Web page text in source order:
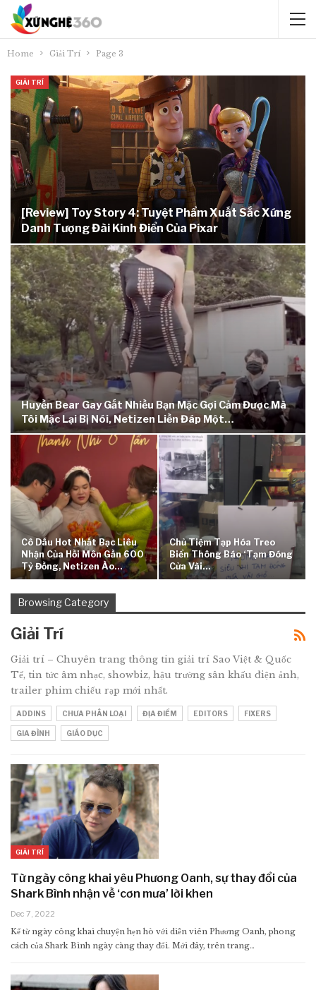
Home Giải Trí Page 3
GIẢI TRÍ
[Review] Toy Story 4: Tuyệt Phẩm Xuất Sắc Xứng
Danh Tượng Đài Kinh Điển Của Pixar
Huyền Bear Gay Gắt Nhiều Bạn Mặc Gợi Cảm Được Mà
Tôi Mặc Lại Bị Nói, Netizen Liền Đáp Một…
Cô Dâu Hot Nhất Bạc Liêu
Nhận Của Hồi Môn Gần 600
Tỷ Đồng, Netizen Ào…
Chủ Tiệm Tạp Hóa Treo
Biển Thông Báo ‘tạm Đóng
Cửa Vài…
Browsing Category
Giải Trí
Giải trí – Chuyên trang thông tin giải trí Sao Việt & Quốc
Tế, tin tức âm nhạc, showbiz, hậu trường sân khấu điện ảnh,
trailer phim chiếu rạp mới nhất.
ADDINS CHƯA PHÂN LOẠI ĐỊA ĐIỂM EDITORS FIXERS
GIA ĐÌNH GIÁO DỤC
GIẢI TRÍ
Từ ngày công khai yêu Phương Oanh, sự thay đổi của
Shark Bình nhận về ‘cơn mưa’ lời khen
Dec 7, 2022
Kể từ ngày công khai chuyện hẹn hò với diễn viên Phương Oanh, phong
cách của Shark Bình ngày càng thay đổi. Mới đây, trên trang…